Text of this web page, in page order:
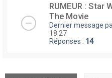
RUMEUR : Star
The Movie
Dernier message
18:27
Réponses : 14